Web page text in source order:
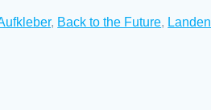
, Back to the Future, Landen